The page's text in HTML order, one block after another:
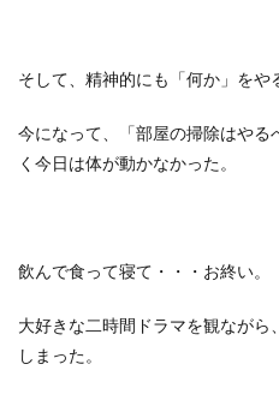
そして、精神的にも「何か」をや
今になって、「部屋の掃除はや
く今日は体が動かなかった。
飲んで食って寝て・・・お終い。
大好きな二時間ドラマを観なが
しまった。